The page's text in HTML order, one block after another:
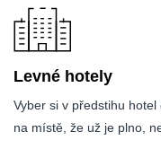
Levné hotely
Vyber si v předstihu
na místě, že už je plno,